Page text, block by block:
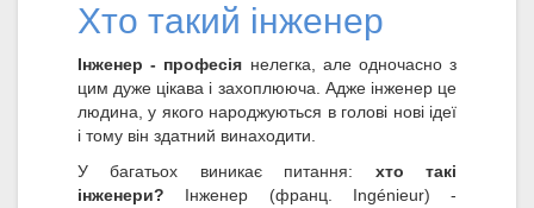
Хто такий інженер
Інженер - професія нелегка, але одночасно з
цим дуже цікава і захоплююча. Адже інженер це
людина, у якого народжуються в голові нові ідеї
і тому він здатний винаходити.
У багатьох виникає питання: хто такі
інженери? Інженер (франц. Ingénieur) -